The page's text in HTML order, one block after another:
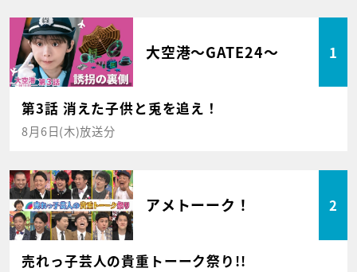
大空港～GATE24～ 1
第3話 消えた子供と兎を追え！
8月6日(木)放送分
アメトーーク！ 2
売れっ子芸人の貴重トーーク祭り!!